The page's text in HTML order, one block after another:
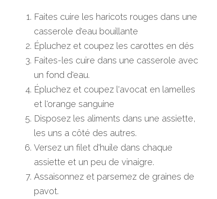
Faites cuire les haricots rouges dans une
casserole d'eau bouillante
Épluchez et coupez les carottes en dés
Faites-les cuire dans une casserole avec
un fond d'eau.
Épluchez et coupez l'avocat en lamelles
et l'orange sanguine
Disposez les aliments dans une assiette,
les uns a côté des autres.
Versez un filet d'huile dans chaque
assiette et un peu de vinaigre.
Assaisonnez et parsemez de graines de
pavot.